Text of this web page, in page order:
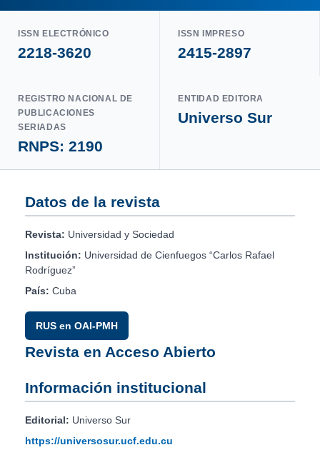
ISSN ELECTRÓNICO
2218-3620
ISSN IMPRESO
2415-2897
REGISTRO NACIONAL DE
PUBLICACIONES
SERIADAS
RNPS: 2190
ENTIDAD EDITORA
Universo Sur
Datos de la revista
Revista: Universidad y Sociedad
Institución: Universidad de Cienfuegos “Carlos Rafael
Rodríguez”
País: Cuba
RUS en OAI-PMH
Revista en Acceso Abierto
Información institucional
Editorial: Universo Sur
https://universosur.ucf.edu.cu